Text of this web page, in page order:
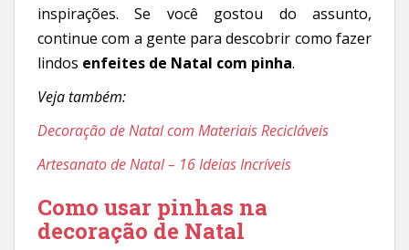
inspirações. Se você gostou do assunto,
continue com a gente para descobrir como fazer
lindos enfeites de Natal com pinha.
Veja também:
Decoração de Natal com Materiais Recicláveis
Artesanato de Natal – 16 Ideias Incríveis
Como usar pinhas na
decoração de Natal